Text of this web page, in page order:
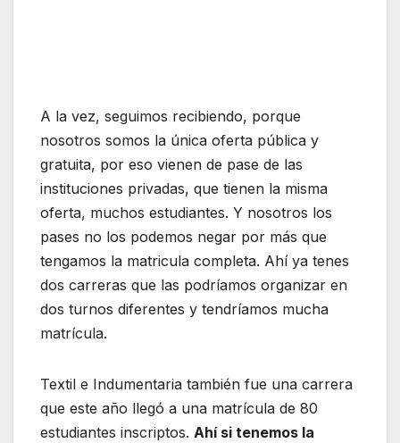
A la vez, seguimos recibiendo, porque
nosotros somos la única oferta pública y
gratuita, por eso vienen de pase de las
instituciones privadas, que tienen la misma
oferta, muchos estudiantes. Y nosotros los
pases no los podemos negar por más que
tengamos la matricula completa. Ahí ya tenes
dos carreras que las podríamos organizar en
dos turnos diferentes y tendríamos mucha
matrícula.
Textil e Indumentaria también fue una carrera
que este año llegó a una matrícula de 80
estudiantes inscriptos. Ahí si tenemos la